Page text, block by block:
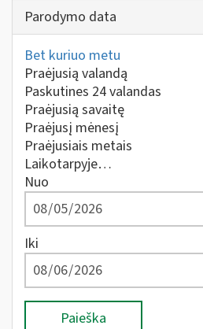
Parodymo data
Bet kuriuo metu
Praėjusią valandą
Paskutines 24 valandas
Praėjusią savaitę
Praėjusį mėnesį
Praėjusiais metais
Laikotarpyje…
Nuo
Iki
Paieška